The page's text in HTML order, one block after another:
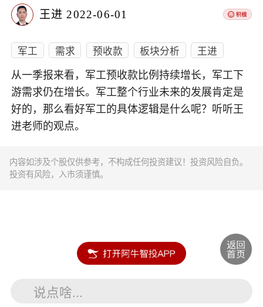
王进 2022-06-01
军工 需求 预收款 板块分析 王进
从一季报来看，军工预收款比例持续增长，军工下
游需求仍在增长。军工整个行业未来的发展肯定是
好的，那么看好军工的具体逻辑是什么呢？听听王
进老师的观点。
内容如涉及个股仅供参考，不构成任何投资建议！投资风险自负。
投资有风险，入市须谨慎。
说点啥...